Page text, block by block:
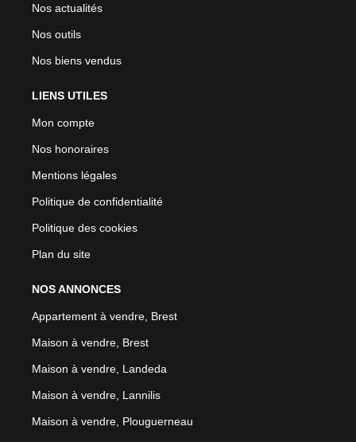
Nos actualités
Nos outils
Nos biens vendus
LIENS UTILES
Mon compte
Nos honoraires
Mentions légales
Politique de confidentialité
Politique des cookies
Plan du site
NOS ANNONCES
Appartement à vendre, Brest
Maison à vendre, Brest
Maison à vendre, Landeda
Maison à vendre, Lannilis
Maison à vendre, Plouguerneau